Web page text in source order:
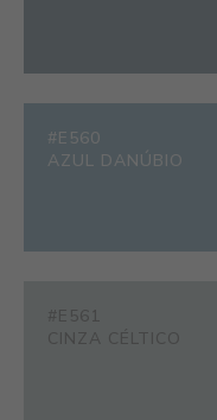
#E560
AZUL DANÚBIO